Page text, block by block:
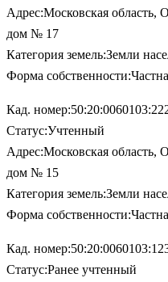
Адрес:Московская область,
дом № 17
Категория земель:Земли
Форма
Кад.
Статус:Учтенный
Адрес:Московская область,
дом № 15
Категория земель:Земли
Форма
Кад.
Статус:Ранее учтенный